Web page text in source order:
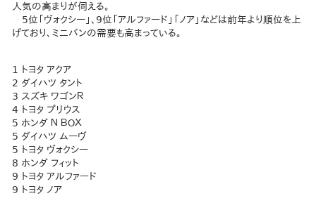
人気の高まりが伺える。
5位「ヴォクシー」、9位「アルファード」「ノア」などは前年より順位を上
げており、ミニバンの需要も高まっている。
1 トヨタ アクア
2 ダイハツ タント
3 スズキ ワゴンＲ
4 トヨタ プリウス
5 ホンダ Ｎ ＢＯＸ
5 ダイハツ ムーヴ
5 トヨタ ヴォクシー
8 ホンダ フィット
9 トヨタ アルファード
9 トヨタ ノア